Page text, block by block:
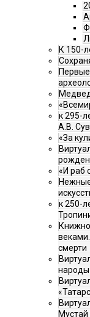
К 150-
к 295-
А.В.
«За
«И раб
к 250-
народы